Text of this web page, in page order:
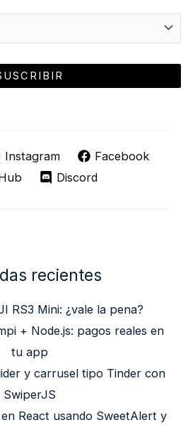
Instagram
Facebook
Discord
recientes
RS3 Mini: ¿vale la pena?
+ Node.js: pagos reales en
tu app
y carrusel tipo Tinder con
SwiperJS
React usando SweetAlert y